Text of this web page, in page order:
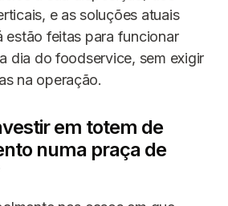
e as soluções atuais
estão feitas para funcionar
dia do foodservice, sem exigir
na operação.
em totem de
numa praça de